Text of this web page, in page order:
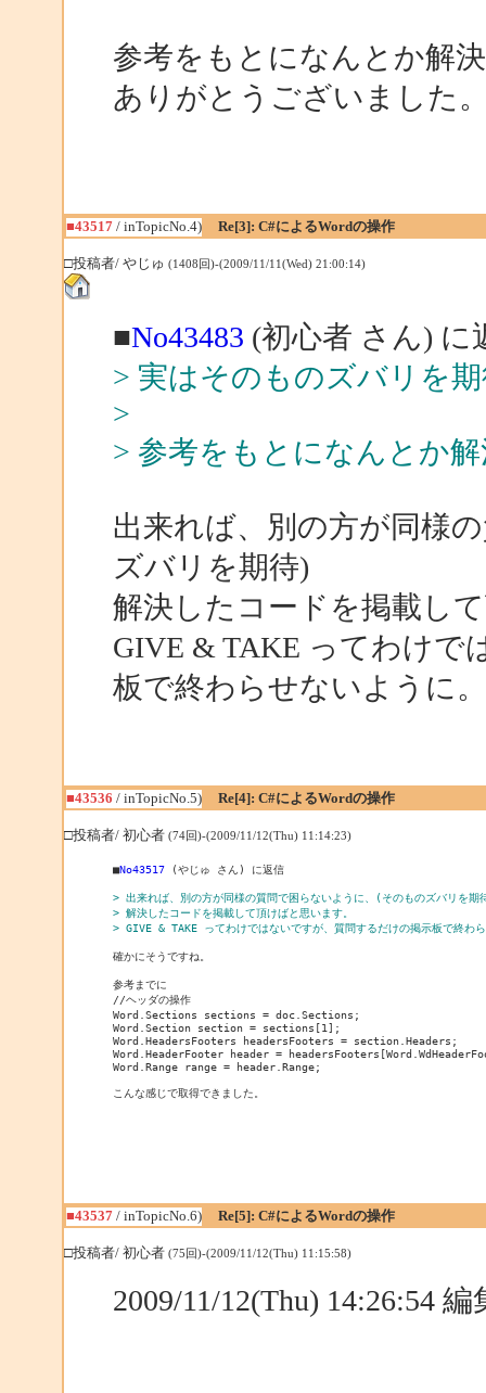
参考をもとになんとか解
ありがとうございました
■43517/ inTopicNo.4) Re[3]: C#によるWordの操作
□投稿者/ やじゅ (1408回)-(2009/11/11(Wed) 21:00:14)
■No43483 (初心者 さん) に
> 実はそのものズバリを
>
> 参考をもとになんとか
出来れば、別の方が同様
ズバリを期待)
解決したコードを掲載し
GIVE & TAKE ってわけで
板で終わらせないように。
■43536 / inTopicNo.5) Re[4]: C#によるWordの操作
□投稿者/ 初心者 (74回)-(2009/11/12(Thu) 11:14:23)
■No43517 (やじゅ さん) に返信
> 出来れば、別の方が同様の質問で困らないように、(そのものズバリを期
> 解決したコードを掲載して頂けばと思います。
> GIVE & TAKE ってわけではないですが、質問するだけの掲示板で終わ
確かにそうですね。
参考までに
//ヘッダの操作
Word.Sections sections = doc.Sections;
Word.Section section = sections[1];
Word.HeadersFooters headersFooters = section.Headers;
Word.HeaderFooter header =
Word.Range range = header.Range;
こんな感じで取得できました。
■43537/ inTopicNo.6) Re[5]: C#によるWordの操作
□投稿者/ 初心者 (75回)-(2009/11/12(Thu) 11:15:58)
2009/11/12(Thu) 14:26:54